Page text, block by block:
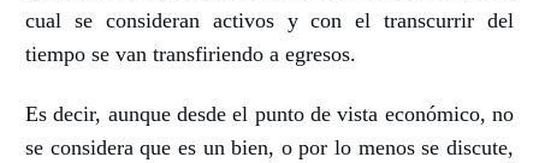
cual se consideran activos y con el transcurrir del
tiempo se van transfiriendo a egresos.
Es decir, aunque desde el punto de vista económico, no
se considera que es un bien, o por lo menos se discute,